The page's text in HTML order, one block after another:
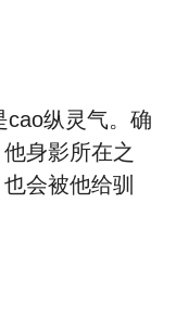
纵灵气。确
身影所在之
会被他给驯